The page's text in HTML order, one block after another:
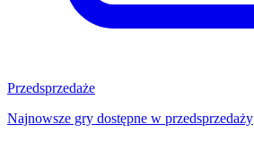
Przedsprzedaże
Najnowsze gry dostępne w przedsprzedaży